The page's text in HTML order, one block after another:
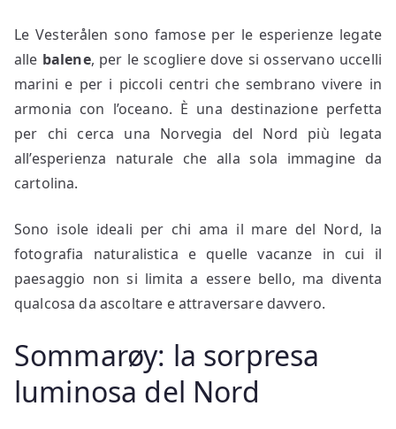
Le Vesterålen sono famose per le esperienze legate
alle balene, per le scogliere dove si osservano uccelli
marini e per i piccoli centri che sembrano vivere in
armonia con l’oceano. È una destinazione perfetta
per chi cerca una Norvegia del Nord più legata
all’esperienza naturale che alla sola immagine da
cartolina.
Sono isole ideali per chi ama il mare del Nord, la
fotografia naturalistica e quelle vacanze in cui il
paesaggio non si limita a essere bello, ma diventa
qualcosa da ascoltare e attraversare davvero.
Sommarøy: la sorpresa
luminosa del Nord